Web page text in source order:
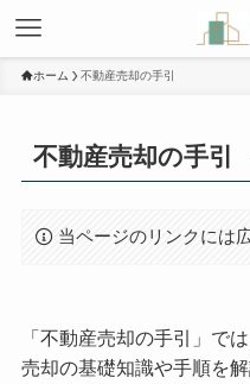
ホーム 不動産売却の手引
不動産売却の手引
当ページのリンクには
「不動産売却の手引」で
売却の基礎知識や手順を解